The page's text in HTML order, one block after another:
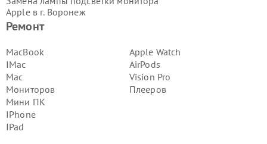
Ремонт
MacBook
IMac
Mac
Мониторов
Мини ПК
IPhone
IPad
Apple Watch
AirPods
Vision Pro
Плееров
Apple в г. Воронеж
Замена лампы подсветки монитора
Замена лампы подсветки монитора
Apple в г.
Замена лампы подсветки монитора
Apple в г.
Замена лампы подсветки монитора
Apple в г.
Замена лампы подсветки монитора
Apple в г.